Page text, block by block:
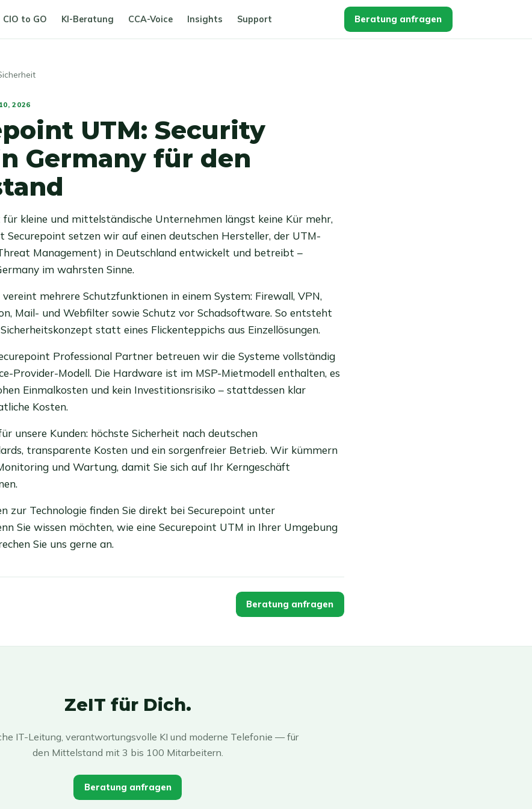
CIO to GO KI-Beratung CCA-Voice Insights Support Beratung anfragen
2026
UTM: Security
Germany für den
kleine und mittelständische Unternehmen längst keine Kür mehr,
Securepoint setzen wir auf einen deutschen Hersteller, der UTM-
Management) in Deutschland entwickelt und betreibt –
im wahrsten Sinne.
mehrere Schutzfunktionen in einem System: Firewall, VPN,
Mail- und Webfilter sowie Schutz vor Schadsoftware. So entsteht
statt eines Flickenteppichs aus Einzellösungen.
Professional Partner betreuen wir die Systeme vollständig
Provider-Modell. Die Hardware ist im MSP-Mietmodell enthalten, es
Einmalkosten und kein Investitionsrisiko – stattdessen klar
Kosten.
unsere Kunden: höchste Sicherheit nach deutschen
transparente Kosten und ein sorgenfreier Betrieb. Wir kümmern
und Wartung, damit Sie sich auf Ihr Kerngeschäft
zur Technologie finden Sie direkt bei Securepoint unter
Sie wissen möchten, wie eine Securepoint UTM in Ihrer Umgebung
Sie uns gerne an.
Beratung anfragen
ZeIT für Dich.
IT-Leitung, verantwortungsvolle KI und moderne Telefonie — für
den Mittelstand mit 3 bis 100 Mitarbeitern.
Beratung anfragen